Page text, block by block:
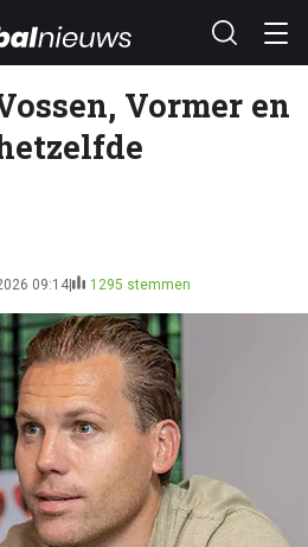
Vormer en
09:14 1295 stemmen